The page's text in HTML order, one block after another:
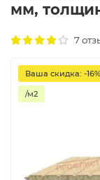
мм,
7
Ваша скидка: -16%
/м2